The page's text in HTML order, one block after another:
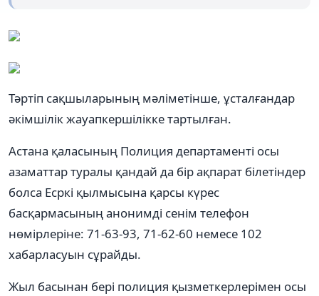
Тәртіп сақшыларының мәліметінше, ұсталғандар
әкімшілік жауапкершілікке тартылған.
Астана қаласының Полиция департаменті осы
азаматтар туралы қандай да бір ақпарат білетіндер
болса Есркі қылмысына қарсы күрес
басқармасының анонимді сенім телефон
нөмірлеріне: 71-63-93, 71-62-60 немесе 102
хабарласуын сұрайды.
Жыл басынан бері полиция қызметкерлерімен осы